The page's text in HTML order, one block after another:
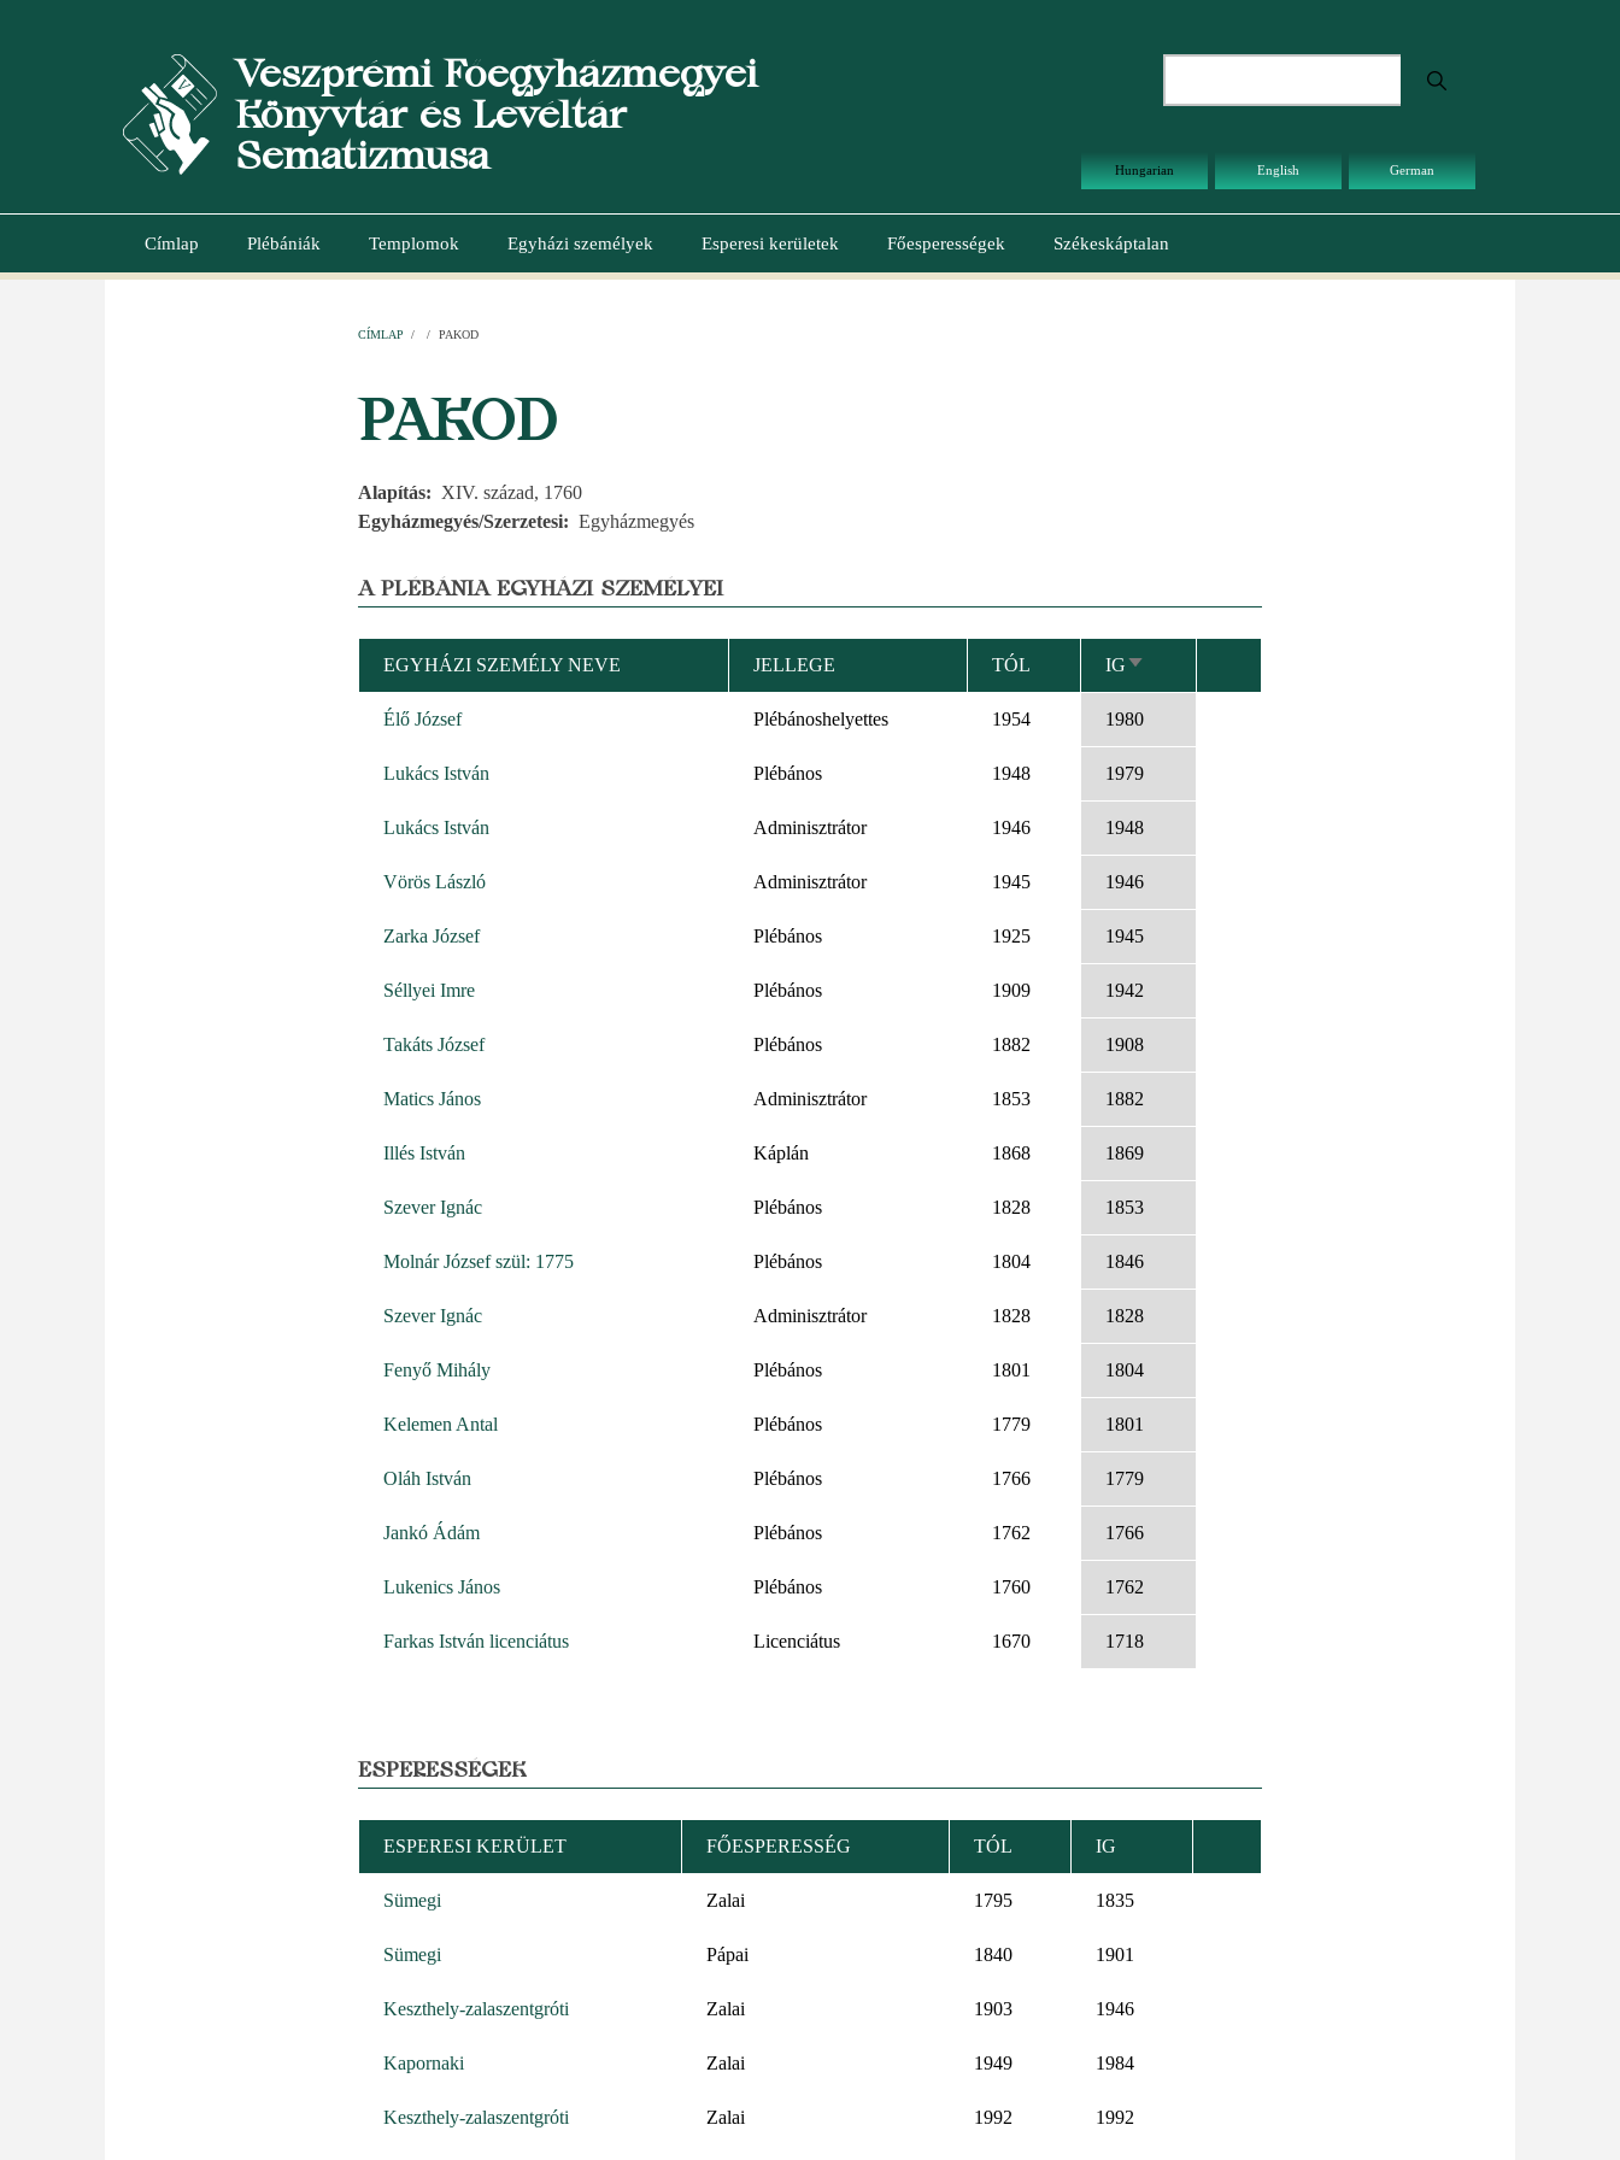
Veszprémi Főegyházmegyei
Könyvtár és Levéltár
Sematizmusa
Hungarian English German
Main
Címlap Plébániák Templomok Egyházi személyek Esperesi kerületek Főesperességek Székeskáptalan
CÍMLAP / / PAKOD
PAKOD
Alapítás
XIV. század, 1760
Egyházmegyés/Szerzetesi
Egyházmegyés
A PLÉBÁNIA EGYHÁZI SZEMÉLYEI
EGYHÁZI SZEMÉLY NEVE JELLEGE TÓL IGNÖVEKVŐ
RENDEZÉS
Élő József
Plébánoshelyettes 1954 1980
Lukács István Plébános 1948 1979
Lukács István Adminisztrátor 1946 1948
Vörös László Adminisztrátor 1945 1946
Zarka József Plébános 1925 1945
Séllyei Imre Plébános 1909 1942
Takáts József Plébános 1882 1908
Matics János Adminisztrátor 1853 1882
Illés István Káplán 1868 1869
Szever Ignác Plébános 1828 1853
Molnár József szül: 1775 Plébános 1804 1846
Szever Ignác Adminisztrátor 1828 1828
Fenyő Mihály Plébános 1801 1804
Kelemen Antal Plébános 1779 1801
Oláh István Plébános 1766 1779
Jankó Ádám Plébános 1762 1766
Lukenics János Plébános 1760 1762
Farkas István licenciátus Licenciátus 1670 1718
ESPERESSÉGEK
ESPERESI KERÜLET FŐESPERESSÉG TÓL IG
Sümegi Zalai 1795 1835
Sümegi Pápai 1840 1901
Keszthely-zalaszentgróti Zalai 1903 1946
Kapornaki Zalai 1949 1984
Keszthely-zalaszentgróti Zalai 1992 1992